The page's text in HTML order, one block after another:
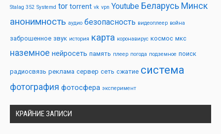
Stalag 352 Systemd tor torrent vk vpn Youtube Беларусь Минск
анонимность аудио безопасность видеоплеер война
заброшенное звук история карта коронавирус космос мкс
наземное нейросеть память плеер погода подземное поиск
радиосвязь реклама сервер сеть сжатие система
фотография фотосфера эксперимент
КРАЙНИЕ ЗАПИСИ